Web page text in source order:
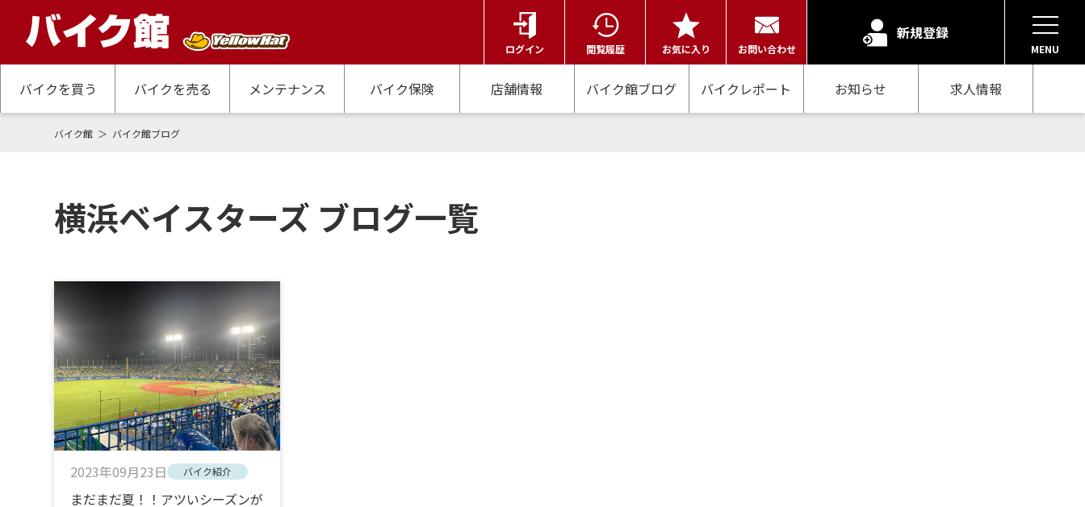
ログイン 閲覧履歴 お気に入り お問い合わせ
新規登録
MENU
バイクを買う バイクを売る メンテナンス バイク保険 店舗情報 バイク館ブログ バイクレポート お知らせ 求人情報
バイク館 バイク館ブログ
横浜ベイスターズ ブログ一覧
2023年09月23日 バイク紹介
まだまだ夏！！アツいシーズンが